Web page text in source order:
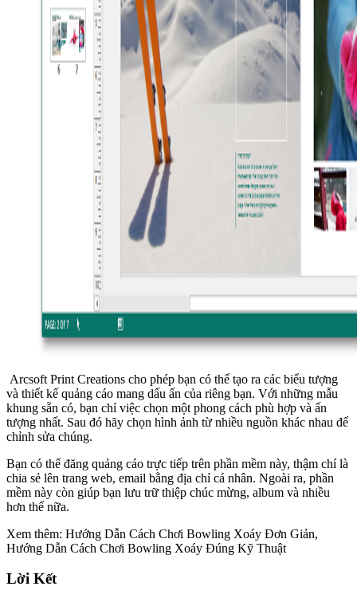
Arcsoft Print Creations cho phép bạn có thể tạo ra các biểu tượng
và thiết kế quảng cáo mang dấu ấn của riêng bạn. Với những mẫu
khung sẵn có, bạn chỉ việc chọn một phong cách phù hợp và ấn
tượng nhất. Sau đó hãy chọn hình ảnh từ nhiều nguồn khác nhau để
chỉnh sửa chúng.
Bạn có thể đăng quảng cáo trực tiếp trên phần mềm này, thậm chí là
chia sẻ lên trang web, email bằng địa chỉ cá nhân. Ngoài ra, phần
mềm này còn giúp bạn lưu trữ thiệp chúc mừng, album và nhiều
hơn thế nữa.
Xem thêm: Hướng Dẫn Cách Chơi Bowling Xoáy Đơn Giản,
Hướng Dẫn Cách Chơi Bowling Xoáy Đúng Kỹ Thuật
Lời Kết